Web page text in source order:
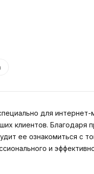
для интернет-
клиентов. Благодаря
ее ознакомиться с
и